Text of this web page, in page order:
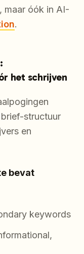
maar óók in AI-
.
het schrijven
structuur
en
bevat
keywords